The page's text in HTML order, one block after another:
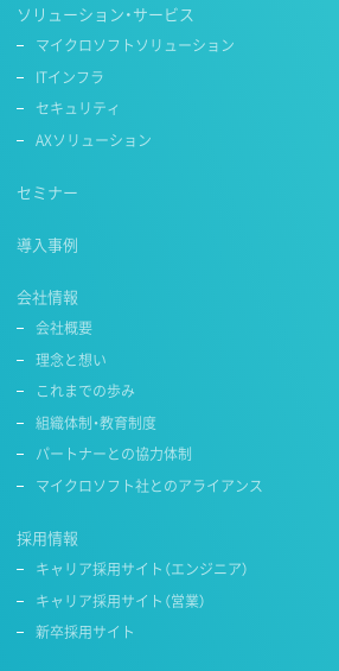
ソリューション・サービス
マイクロソフトソリューション
ITインフラ
セキュリティ
AXソリューション
セミナー
導入事例
会社情報
会社概要
理念と想い
これまでの歩み
組織体制・教育制度
パートナーとの協力体制
マイクロソフト社とのアライアンス
採用情報
キャリア採用サイト（エンジニア）
キャリア採用サイト（営業）
新卒採用サイト